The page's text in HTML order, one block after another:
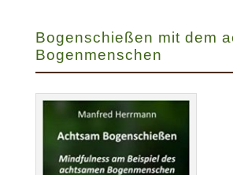
Bogenschießen mit dem
Bogenmenschen